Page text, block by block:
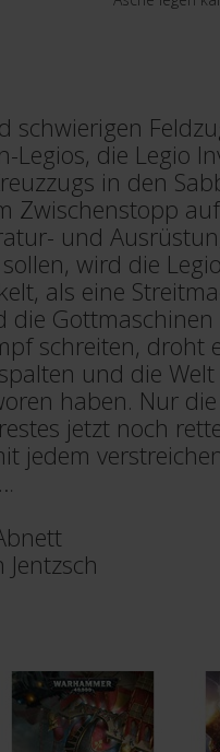
schwierigen
Legios, die Legio
in den
Zwischenstopp
und
wird die
als eine
die
schreiten, droht
und die
haben. Nur
jetzt noch
jedem